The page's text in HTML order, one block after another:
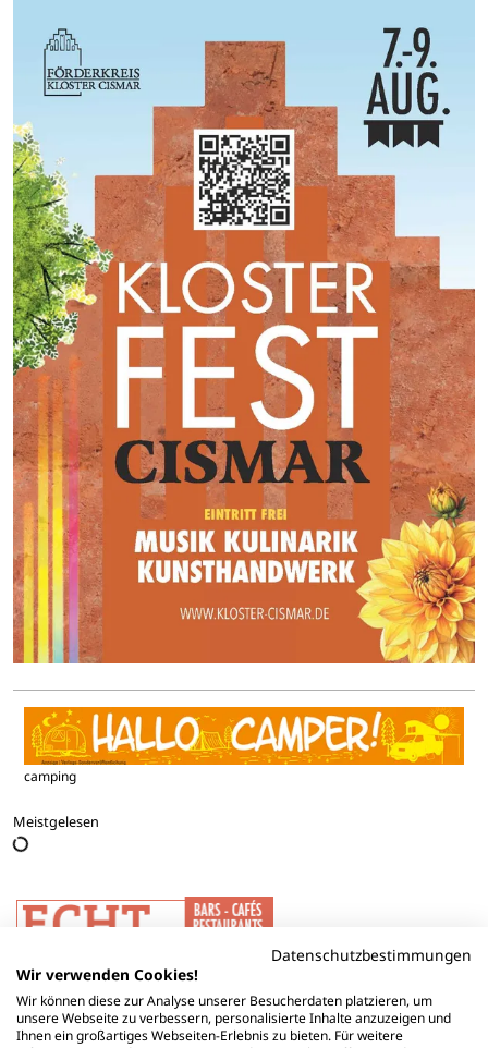
camping
Meistgelesen
Datenschutzbestimmungen
Wir verwenden Cookies!
Wir können diese zur Analyse unserer Besucherdaten platzieren, um
unsere Webseite zu verbessern, personalisierte Inhalte anzuzeigen und
Ihnen ein großartiges Webseiten-Erlebnis zu bieten. Für weitere